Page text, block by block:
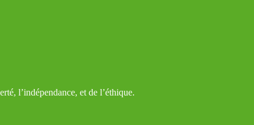
l’indépendance, et de l’éthique.